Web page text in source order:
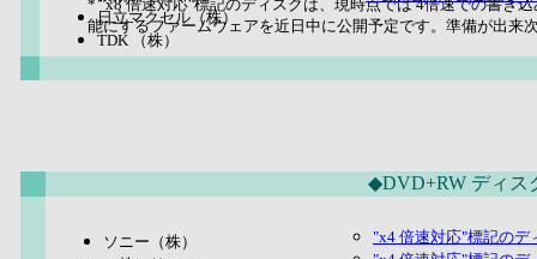
日立マクセル（株）
TDK （株）
* "x8 倍速対応"標記のディスクは、現時点では 4倍速での書き
能にするファームウェアを近日中に公開予定です。準備が出来
◆DVD+RW ディ
ソニー（株）
"x4 倍速対応"標記のデ